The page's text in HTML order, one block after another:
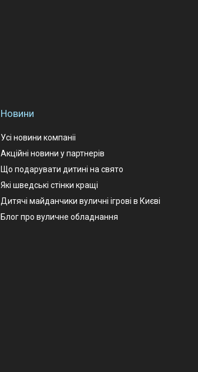
Новини
Усі новини компаніі
Акційні новини у партнерів
Що подарувати дитині на свято
Які шведські стінки кращі
Дитячі майданчики вуличні ігрові в Києві
Блог про вуличне обладнання